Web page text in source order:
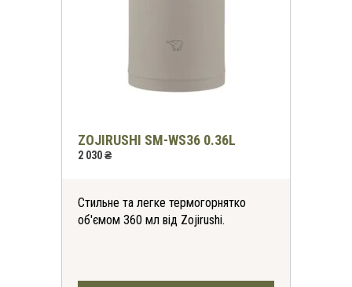
ZOJIRUSHI SM-WS36 0.36L
2 030 ₴
Стильне та легке термогорнятко
об'ємом 360 мл від Zojirushi.